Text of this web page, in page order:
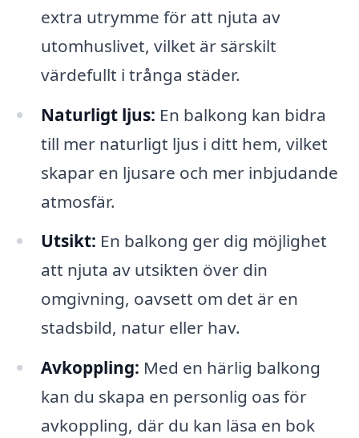
extra utrymme för att njuta av
utomhuslivet, vilket är särskilt
värdefullt i trånga städer.
Naturligt ljus: En balkong kan bidra
till mer naturligt ljus i ditt hem, vilket
skapar en ljusare och mer inbjudande
atmosfär.
Utsikt: En balkong ger dig möjlighet
att njuta av utsikten över din
omgivning, oavsett om det är en
stadsbild, natur eller hav.
Avkoppling: Med en härlig balkong
kan du skapa en personlig oas för
avkoppling, där du kan läsa en bok